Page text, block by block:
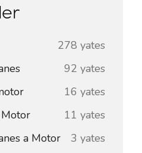
278 yates
92 yates
16 yates
Motor
11 yates
a Motor
3 yates